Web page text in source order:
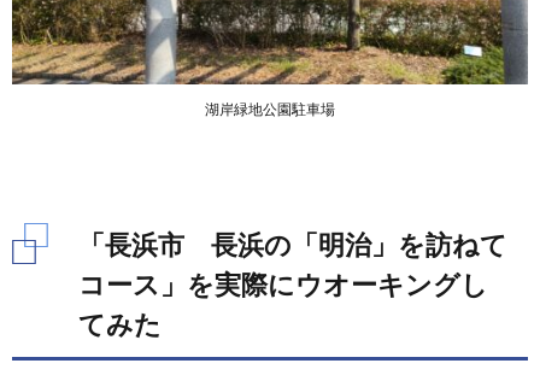
湖岸緑地公園駐車場
「長浜市 長浜の「明治」を訪ねて
コース」を実際にウオーキングし
てみた